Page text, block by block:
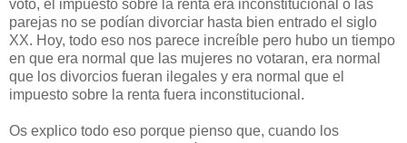
voto, el impuesto sobre la renta era inconstitucional o las
parejas no se podían divorciar hasta bien entrado el siglo
XX. Hoy, todo eso nos parece increíble pero hubo un tiempo
en que era normal que las mujeres no votaran, era normal
que los divorcios fueran ilegales y era normal que el
impuesto sobre la renta fuera inconstitucional.
Os explico todo eso porque pienso que, cuando los